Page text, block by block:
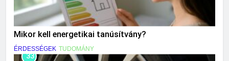
Mikor kell energetikai tanúsítvány?
ÉRDESSÉGEK TUDOMÁNY
33